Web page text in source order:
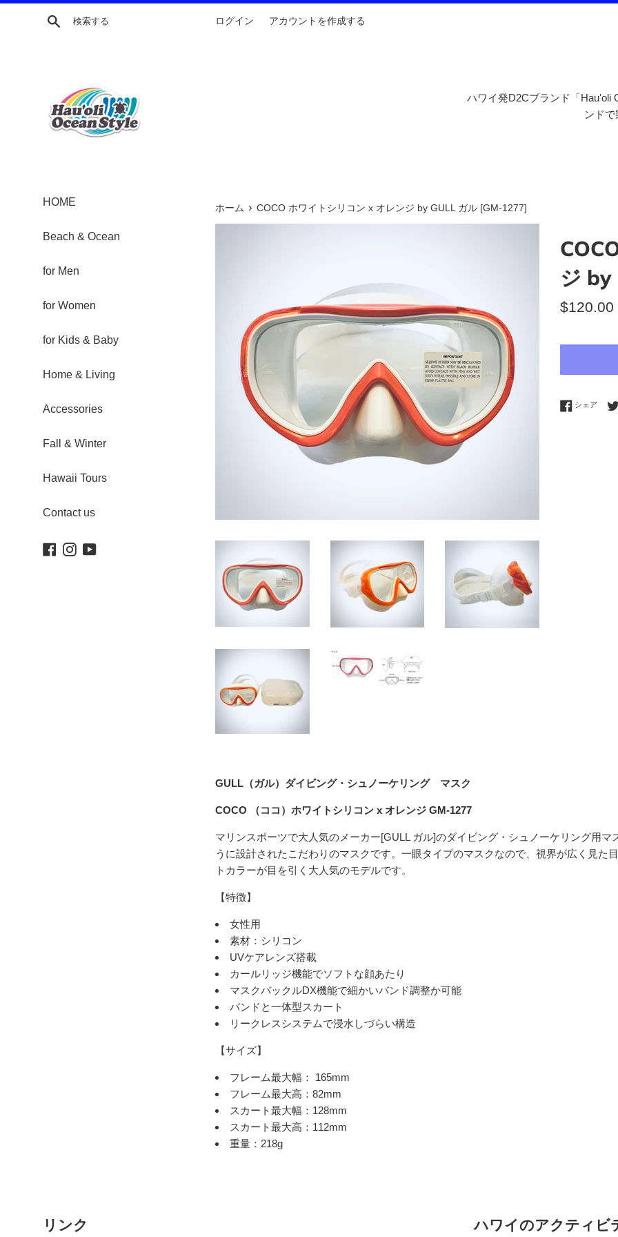
コ
検索する ログイン アカウントを作成する
ハワイ発D2Cブランド「Hau'oli
ンド
HOME
Beach & Ocean
for Men
for Women
for Kids & Baby
Home & Living
Accessories
Fall & Winter
Hawaii Tours
Contact us
Facebook
Instagram
YouTube
ホーム › COCO ホワイトシリコン x オレンジ by GULL ガル [GM-1277]
ジ
通
$120.00
シェア
GULL（ガル）ダイビング・シュノーケリング マスク
COCO （ココ）ホワイトシリコン x オレンジ GM-1277
マリンスポーツで大人気のメーカー[GULL ガル]のダイビング・シュノーケリング用
うに設計されたこだわりのマスクです。一眼タイプのマスクなので、視界が広く見た
トカラーが目を引く大人気のモデルです。
【特徴】
女性用
素材：シリコン
UVケアレンズ搭載
カールリッジ機能でソフトな顔あたり
マスクバックルDX機能で細かいバンド調整か可能
バンドと一体型スカート
リークレスシステムで浸水しづらい構造
【サイズ】
フレーム最大幅： 165mm
フレーム最大高：82mm
スカート最大幅：128mm
スカート最大高：112mm
重量：218g
リンク ハワイのアクティビ